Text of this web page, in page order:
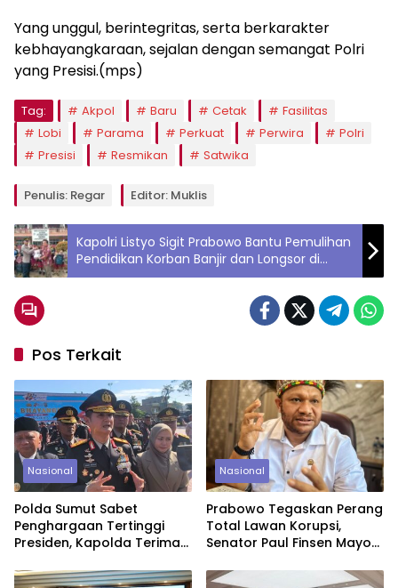
Yang unggul, berintegritas, serta berkarakter
kebhayangkaraan, sejalan dengan semangat Polri
yang Presisi.(mps)
Tag: Akpol Baru Cetak
Fasilitas
Lobi
Parama Perkuat Perwira
Polri
Presisi
Resmikan Satwika
Penulis: Regar Editor: Muklis
Kapolri Listyo Sigit Prabowo Bantu Pemulihan
Pendidikan Korban Banjir dan Longsor di
Tapteng
Pos Terkait
Nasional
Polda Sumut Sabet
Penghargaan Tertinggi
Presiden, Kapolda Terima
Jakarta
Nasional
Prabowo Tegaskan Perang
Total Lawan Korupsi,
Senator Paul Finsen Mayor:
Tanpa Kompromi